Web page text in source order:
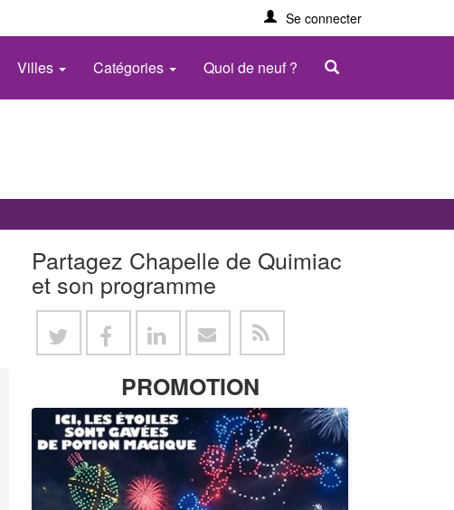
Se connecter
Villes Catégories Quoi de neuf ?
Partagez Chapelle de Quimiac
et son programme
PROMOTION